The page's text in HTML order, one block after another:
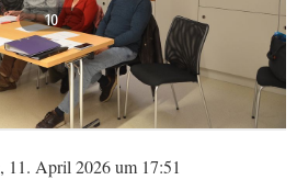
10
11. April 2026 um 17:51